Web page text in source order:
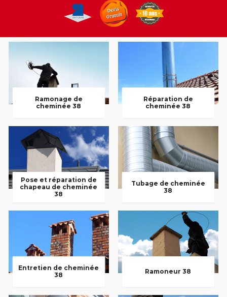
Ramonage de
cheminée 38
Réparation de
cheminée 38
Pose et réparation de
chapeau de cheminée
38
Tubage de cheminée
38
Entretien de cheminée
38
Ramoneur 38